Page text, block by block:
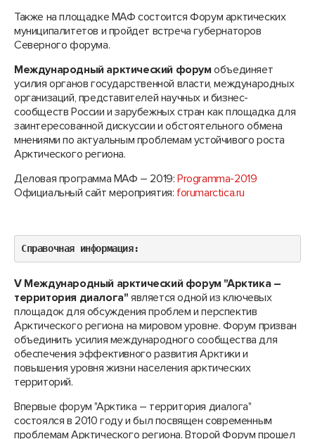
Также на площадке МАФ состоится Форум арктических
муниципалитетов и пройдет встреча губернаторов
Северного форума.
Международный арктический форум объединяет
усилия органов государственной власти, международных
организаций, представителей научных и бизнес-
сообществ России и зарубежных стран как площадка для
заинтересованной дискуссии и обстоятельного обмена
мнениями по актуальным проблемам устойчивого роста
Арктического региона.
Деловая программа МАФ – 2019:Programma-2019
Официальный сайт мероприятия: forumarctica.ru
Справочная информация:
V Международный арктический форум "Арктика –
территория диалога" является одной из ключевых
площадок для обсуждения проблем и перспектив
Арктического региона на мировом уровне. Форум призван
объединить усилия международного сообщества для
обеспечения эффективного развития Арктики и
повышения уровня жизни населения арктических
территорий.
Впервые форум "Арктика – территория диалога"
состоялся в 2010 году и был посвящен современным
проблемам Арктического региона. Второй Форум прошел